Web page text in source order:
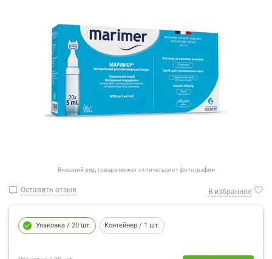
Внешний вид товара может отличаться от фотографии
Оставить отзыв В избранное
Упаковка / 20 шт. Контейнер / 1 шт.